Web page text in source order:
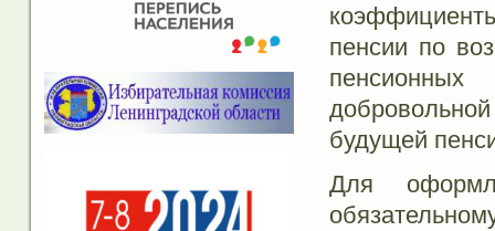
пенсии по
будущей
Для